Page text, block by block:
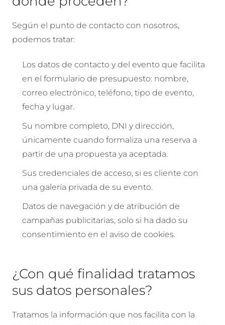
Según el punto de contacto con nosotros,
podemos tratar:
Los datos de contacto y del evento que facilita
en el formulario de presupuesto: nombre,
correo electrónico, teléfono, tipo de evento,
fecha y lugar.
Su nombre completo, DNI y dirección,
únicamente cuando formaliza una reserva a
partir de una propuesta ya aceptada.
Sus credenciales de acceso, si es cliente con
una galería privada de su evento.
Datos de navegación y de atribución de
campañas publicitarias, solo si ha dado su
consentimiento en el aviso de cookies.
¿Con qué finalidad tratamos
sus datos personales?
Tratamos la información que nos facilita con la